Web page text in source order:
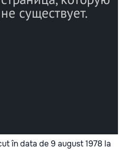
în data de 9 august 1978 la